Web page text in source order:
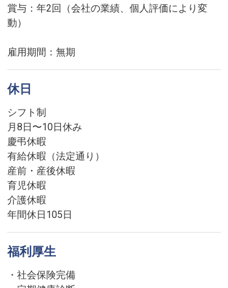
賞与：年2回（会社の業績、個人評価により変
動）
雇用期間：無期
休日
シフト制
月8日〜10日休み
慶弔休暇
有給休暇（法定通り）
産前・産後休暇
育児休暇
介護休暇
年間休日105日
福利厚生
・社会保険完備